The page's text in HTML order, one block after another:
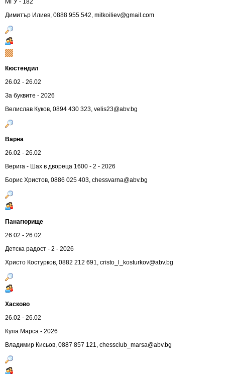
МГУ - 182
Димитър Илиев, 0888 955 542, mitkoiliev@gmail.com
Кюстендил
26.02 - 26.02
За буквите - 2026
Велислав Куков, 0894 430 323, velis23@abv.bg
Варна
26.02 - 26.02
Верига - Шах в двореца 1600 - 2 - 2026
Борис Христов, 0886 025 403, chessvarna@abv.bg
Панагюрище
26.02 - 26.02
Детска радост - 2 - 2026
Христо Костурков, 0882 212 691, cristo_l_kosturkov@abv.bg
Хасково
26.02 - 26.02
Купа Марса - 2026
Владимир Кисьов, 0887 857 121, chessclub_marsa@abv.bg